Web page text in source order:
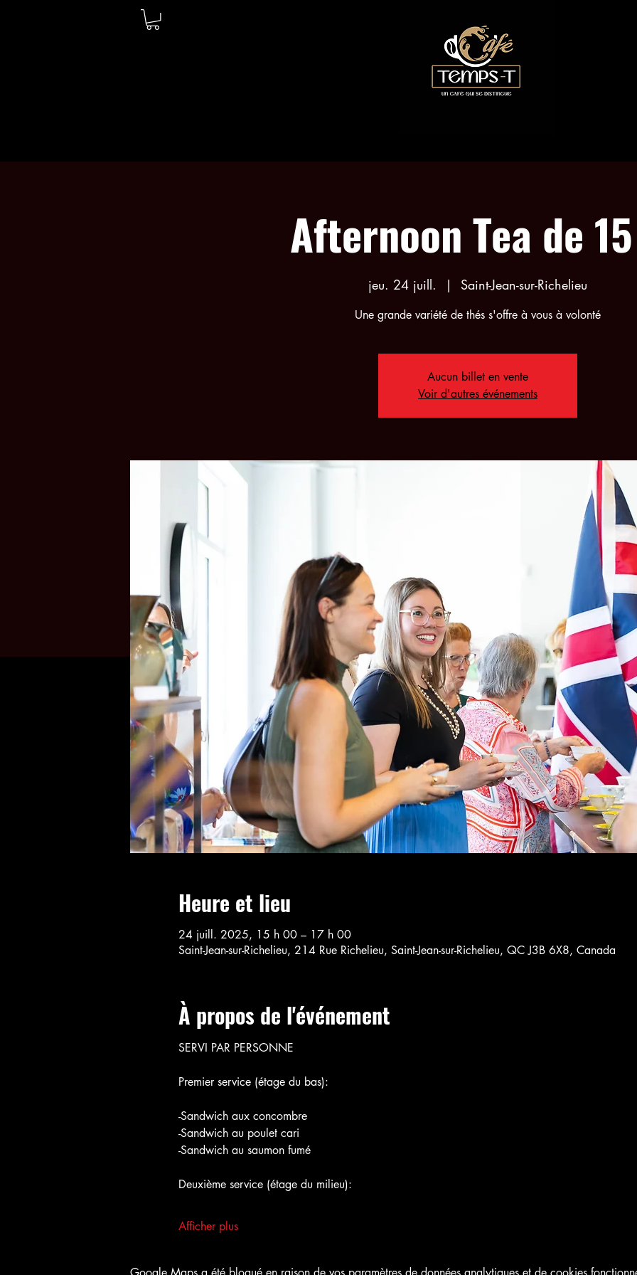
Afternoon Tea de
jeu. 24 juill.
  |
Saint-Jean-sur-Richelieu
Une grande variété de thés s'offre à vous à volonté
Aucun billet en vente
Voir d'autres événements
Heure et lieu
24 juill. 2025, 15 h 00 – 17 h 00
Saint-Jean-sur-Richelieu, 214 Rue Richelieu, Saint-Jean-sur-Richelieu, QC J3B 6X8, Canada
À propos de l'événement
SERVI PAR PERSONNE
Premier service (étage du bas):
-Sandwich aux concombre
-Sandwich au poulet cari
-Sandwich au saumon fumé
Deuxième service (étage du milieu):
Afficher plus